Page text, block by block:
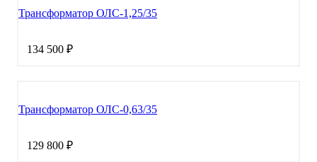
Трансформатор ОЛС-1,25/35
134 500 ₽
Трансформатор ОЛС-0,63/35
129 800 ₽